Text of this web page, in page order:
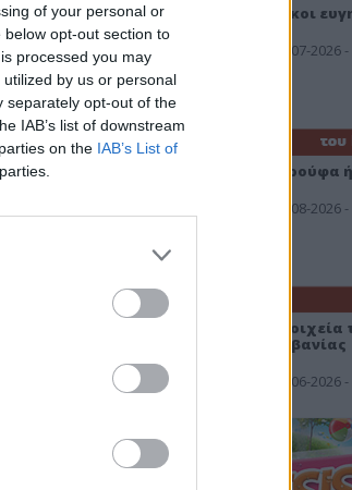
of your personal or
opt-out section to
processed you may
by us or personal
separately opt-out of the
IAB’s list of downstream
on the IAB’s List of
Οίκοι
24-07-2026
Ή ρούφα
03-08-2026
Αλβανίας
19-06-2026